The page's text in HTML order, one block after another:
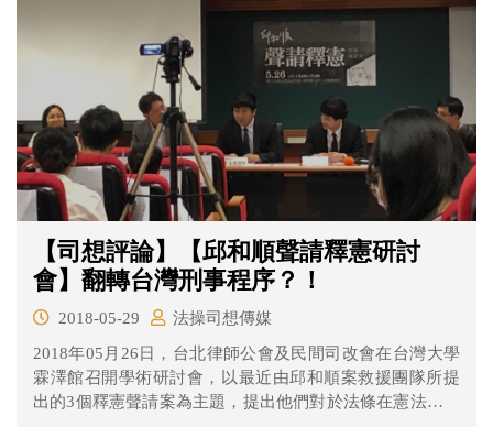
【司想評論】【邱和順聲請釋憲研討
會】翻轉台灣刑事程序？！
2018-05-29
法操司想傳媒
2018年05月26日，台北律師公會及民間司改會在台灣大學
霖澤館召開學術研討會，以最近由邱和順案救援團隊所提
出的3個釋憲聲請案為主題，提出他們對於法條在憲法上的